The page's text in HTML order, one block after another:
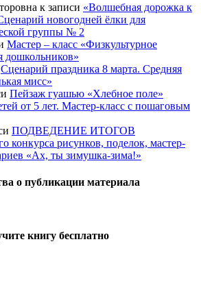
к записи «Волшебная дорожка к
новогодней ёлки для
группы № 2
Мастер – класс «Физкультурное
дошкольников»
Сценарий праздника 8 марта. Средняя
мисс»
Пейзаж гуашью «Хлебное поле»
от 5 лет. Мастер-класс с пошаговым
ПОДВЕДЕНИЕ ИТОГОВ
конкурса рисунков, поделок, мастер-
«Ах, ты зимушка-зима!»
о публикации материала
книгу бесплатно